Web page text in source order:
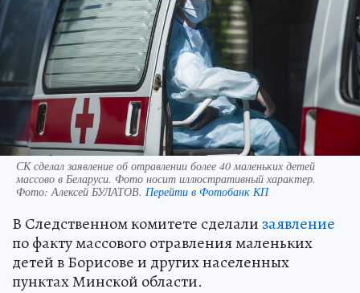
СК сделал заявление об отравлении более 40 маленьких детей
массово в Беларуси. Фото носит иллюстративный характер.
Фото: Алексей БУЛАТОВ. Перейти в Фотобанк КП
В Следственном комитете сделали заявление
по факту массового отравления маленьких
детей в Борисове и других населенных
пунктах Минской области.